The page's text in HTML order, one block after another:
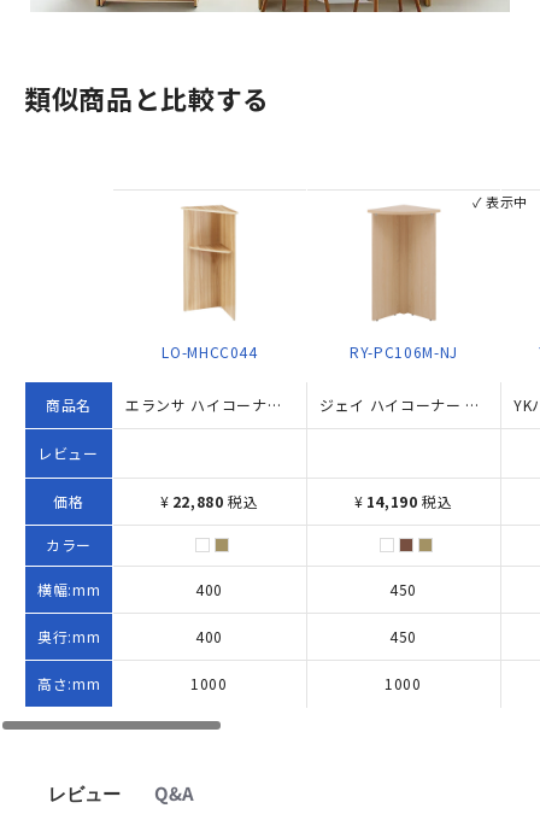
類似商品と比較する
商品名
レビュー
価格
カラー
横幅:mm
奥行:mm
高さ:mm
LO-MHCC044
✓ 表示中
エランサ ハイコーナー（W400×D400×H1000）
¥ 22,880 税込
400
400
1000
RY-PC106M-NJ
ジェイ ハイコーナー W450×D450×H1000 ナチュラル
¥ 14,190 税込
450
450
1000
レビュー Q&A